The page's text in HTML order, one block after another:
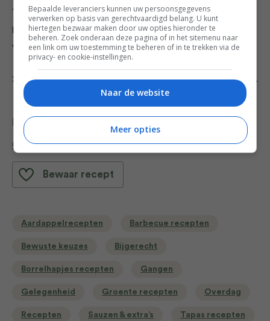
1. Meng mayonaise met mosterd, augurk, kappertjes,
peterselie, dragon en bieslook en breng op smaak met
citroensap, zout en peper.
2. Meng de saus met de eieren en controleer de smaak.
Deel dit recept
Bewaar recept
Aardappelrecepten Barbecue recepten
Bewuste keuzes Bijgerecht
Borrelhapjes recepten Gangen
Gelegenheid Groente recepten Overdag
Recepten Sauzen & extra’s Tapas recepten
Bepaalde leveranciers kunnen uw persoonsgegevens
verwerken op basis van gerechtvaardigd belang. U kunt
hiertegen bezwaar maken door uw opties hieronder te
beheren. Zoek onderaan deze pagina of in het sitemenu naar
een link om uw toestemming te beheren of in te trekken via de
privacy- en cookie-instellingen.
Naar de website
Meer opties